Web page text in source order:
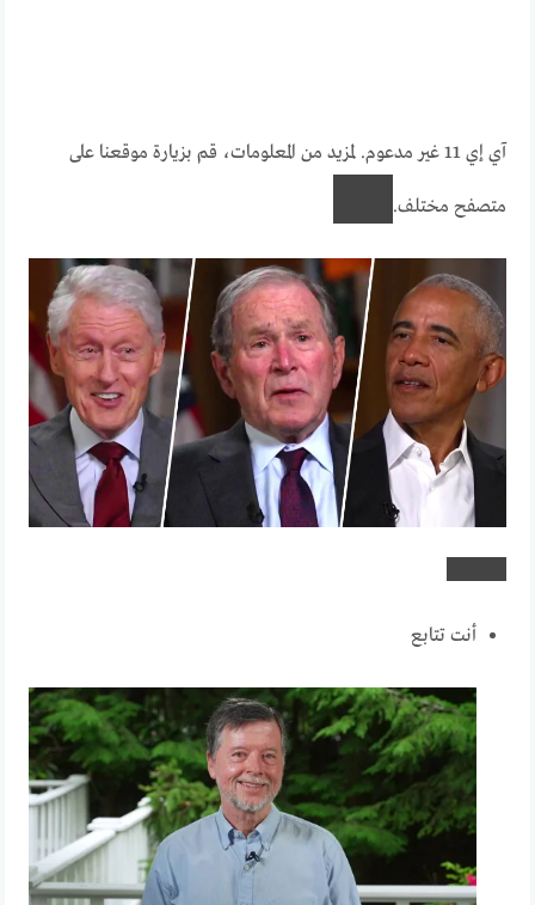
آي إي 11 غير مدعوم. لمزيد من المعلومات، قم بزيارة موقعنا على
متصفح مختلف.
أنت تتابع